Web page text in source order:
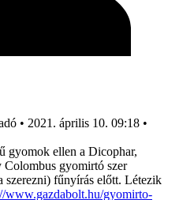
• 2021. április 10. 09:18 •
gyomok ellen a Dicophar,
gyomirtó szer
szerezni) fűnyírás előtt. Létezik
www.gazdabolt.hu/gyomirto-